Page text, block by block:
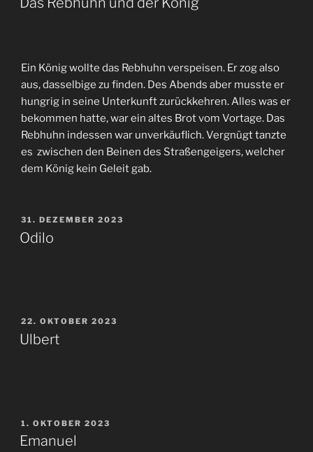
Ein König wollte das Rebhuhn verspeisen. Er zog also
aus, dasselbige zu finden. Des Abends aber musste er
hungrig in seine Unterkunft zurückkehren. Alles was er
bekommen hatte, war ein altes Brot vom Vortage. Das
Rebhuhn indessen war unverkäuflich. Vergnügt tanzte
es zwischen den Beinen des Straßengeigers, welcher
dem König kein Geleit gab.
VERÖFFENTLICHT
AM
31. DEZEMBER 2023
Odilo
VERÖFFENTLICHT
AM
22. OKTOBER 2023
Ulbert
VERÖFFENTLICHT
AM
1. OKTOBER 2023
Emanuel